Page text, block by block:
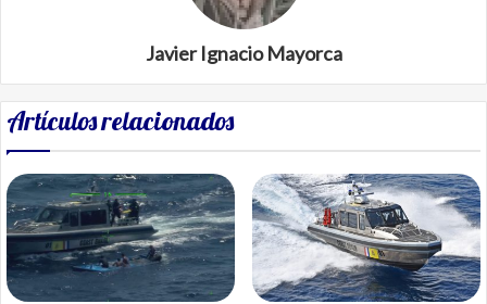
Javier Ignacio Mayorca
Artículos relacionados